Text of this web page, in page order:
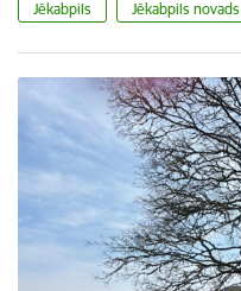
Jēkabpils Jēkabpils novads